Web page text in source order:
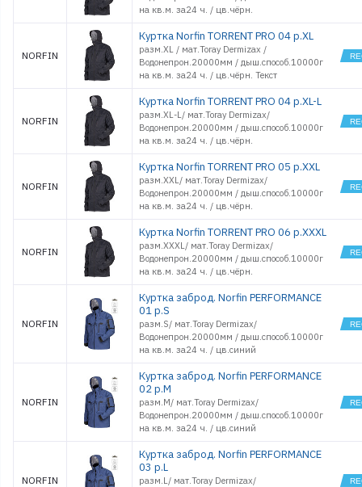
на кв.м. за24 ч. / цв.чёрн.
NORFIN
Куртка Norfin TORRENT PRO 04 р.XL
разм.XL / мат.Toray Dermizax /
Водонепрон.20000мм / дыш.способ.10000г
на кв.м. за24 ч. / цв.чёрн. Текст
NORFIN
Куртка Norfin TORRENT PRO 04 р.XL-L
разм.XL-L/ мат.Toray Dermizax/
Водонепрон.20000мм / дыш.способ.10000г
на кв.м. за24 ч. / цв.чёрн.
NORFIN
Куртка Norfin TORRENT PRO 05 р.XXL
разм.XXL/ мат.Toray Dermizax/
Водонепрон.20000мм / дыш.способ.10000г
на кв.м. за24 ч. / цв.чёрн.
NORFIN
Куртка Norfin TORRENT PRO 06 р.XXXL
разм.XXXL/ мат.Toray Dermizax/
Водонепрон.20000мм / дыш.способ.10000г
на кв.м. за24 ч. / цв.чёрн.
NORFIN
Куртка заброд. Norfin PERFORMANCE
01 р.S
разм.S/ мат.Toray Dermizax/
Водонепрон.20000мм / дыш.способ.10000г
на кв.м. за24 ч. / цв.синий
NORFIN
Куртка заброд. Norfin PERFORMANCE
02 р.M
разм.M/ мат.Toray Dermizax/
Водонепрон.20000мм / дыш.способ.10000г
на кв.м. за24 ч. / цв.синий
NORFIN
Куртка заброд. Norfin PERFORMANCE
03 р.L
разм.L/ мат.Toray Dermizax/